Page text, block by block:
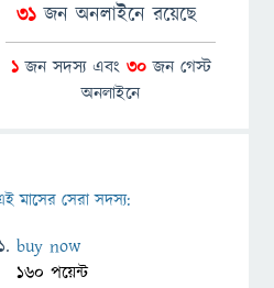
31জন অনলাইনে রয়েছে
1জন সদস্য এবং 30জন গেস্ট
অনলাইনে
মাসের সেরা সদস্য:
buy now
160 পয়েন্ট